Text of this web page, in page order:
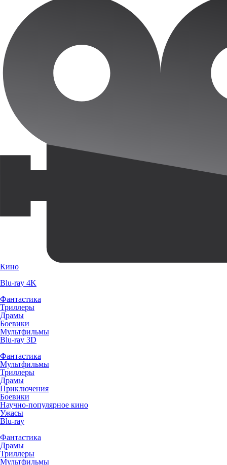
Кино
Blu-ray 4K
Фантастика
Триллеры
Драмы
Боевики
Мультфильмы
Blu-ray 3D
Фантастика
Мультфильмы
Триллеры
Драмы
Приключения
Боевики
Научно-популярное кино
Ужасы
Blu-ray
Фантастика
Драмы
Триллеры
Мультфильмы